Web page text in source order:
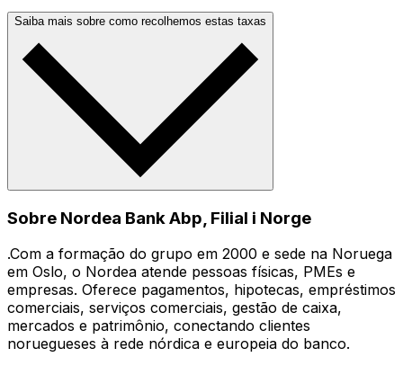
Saiba mais sobre como recolhemos estas taxas
Sobre Nordea Bank Abp, Filial i Norge
.Com a formação do grupo em 2000 e sede na Noruega
em Oslo, o Nordea atende pessoas físicas, PMEs e
empresas. Oferece pagamentos, hipotecas, empréstimos
comerciais, serviços comerciais, gestão de caixa,
mercados e patrimônio, conectando clientes
noruegueses à rede nórdica e europeia do banco.